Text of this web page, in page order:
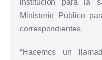
institución para la
Ministerio Público
correspondientes.
“Hacemos un